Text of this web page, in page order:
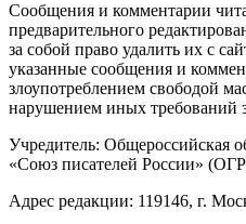
Сообщения и комментарии
предварительного
за собой право удалить их с
указанные сообщения и
злоупотреблением свободой
нарушением иных требований
Учредитель: Общероссийская
«Союз писателей России»
Адрес редакции: 119146, г.